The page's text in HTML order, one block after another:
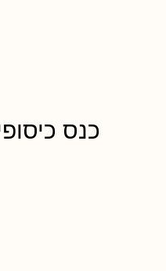
כנס כיסופים